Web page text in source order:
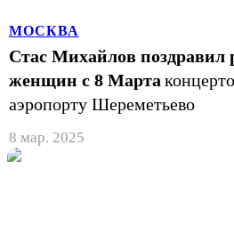
МОСКВА
Стас Михайлов поздравил
женщин с 8 Марта
аэропорту Шереметьево
8 мар. 2025